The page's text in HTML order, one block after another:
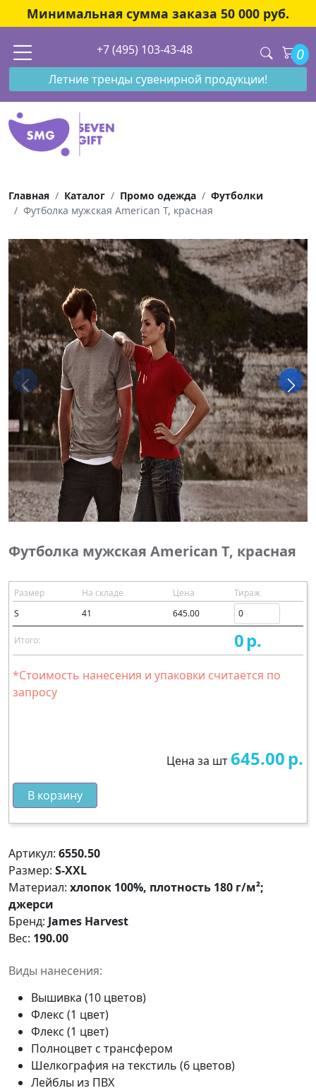
Минимальная сумма заказа 50 000 руб.
+7 (495) 103-43-48 0
Летние тренды сувенирной продукции!
Главная Каталог Промо одежда
Футболки
Футболка мужская American T, красная
Футболка мужская American T, красная
Размер На складе Цена
Тираж
S
41 645.00
Итого: 0р.
*Стоимость нанесения и упаковки считается по
запросу
Цена за шт645.00р.
В корзину
Артикул: 6550.50
Размер: S-XXL
Материал: хлопок 100%, плотность 180 г/м²;
джерси
Бренд: James Harvest
Вес: 190.00
Виды нанесения:
Вышивка (10 цветов)
Флекс (1 цвет)
Флекс (1 цвет)
Полноцвет с трансфером
Шелкография на текстиль (6 цветов)
Лейблы из ПВХ